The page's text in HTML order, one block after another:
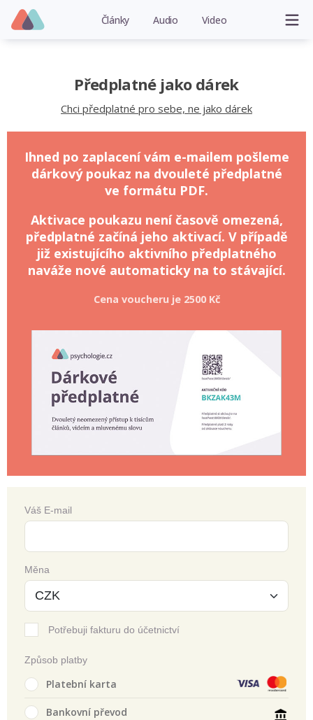
Články Audio Video
Předplatné jako dárek
Chci předplatné pro sebe, ne jako dárek
Ihned po zaplacení vám e-mailem pošleme
dárkový poukaz na dvouleté předplatné
ve formátu PDF.
Aktivace poukazu není časově omezená,
předplatné začíná jeho aktivací. V případě
již existujícího aktivního předplatného
naváže nové automaticky na to stávající.
Cena voucheru je 2500 Kč
Váš E-mail
Měna
Potřebuji fakturu do účetnictví
Způsob platby
Platební karta
Bankovní převod